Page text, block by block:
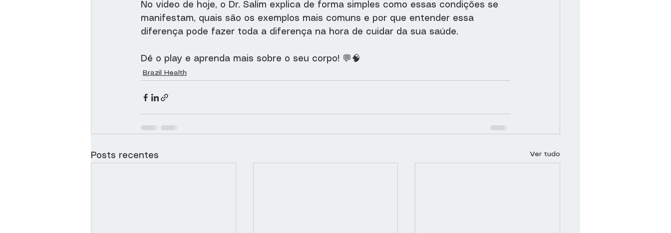
No vídeo de hoje, o Dr. Salim explica de forma simples como essas condições se
manifestam, quais são os exemplos mais comuns e por que entender essa
diferença pode fazer toda a diferença na hora de cuidar da sua saúde.
Dê o play e aprenda mais sobre o seu corpo! 💬🧠
Brazil Health
Posts recentes Ver tudo